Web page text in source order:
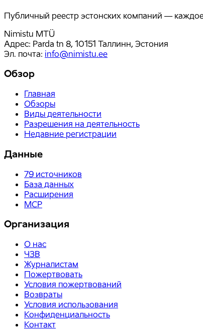
Публичный реестр эстонских компаний —
Nimistu MTÜ
Адрес: Parda tn 8, 10151 Таллинн, Эстония
Эл. почта: info@nimistu.ee
Обзор
Главная
Обзоры
Виды деятельности
Разрешения на деятельность
Недавние регистрации
Данные
79 источников
База данных
Расширения
MCP
Организация
О нас
ЧЗВ
Журналистам
Пожертвовать
Условия пожертвований
Возвраты
Условия использования
Конфиденциальность
Контакт